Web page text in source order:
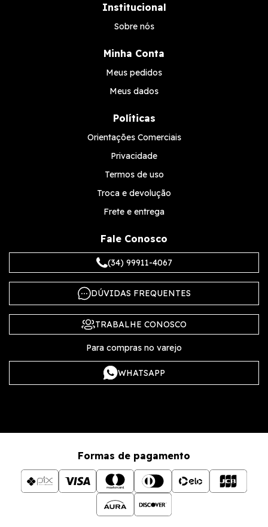
Institucional
Sobre nós
Minha Conta
Meus pedidos
Meus dados
Políticas
Orientações Comerciais
Privacidade
Termos de uso
Troca e devolução
Frete e entrega
Fale Conosco
(34) 99911-4067
DÚVIDAS FREQUENTES
TRABALHE CONOSCO
Para compras no varejo
WHATSAPP
Formas de pagamento